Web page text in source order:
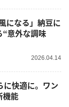
になる」納豆に
“意外な調味
2026.04.14
に快適に。ワン
機能